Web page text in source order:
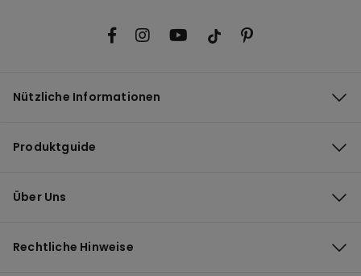
Nützliche Informationen
Produktguide
Über Uns
Rechtliche Hinweise